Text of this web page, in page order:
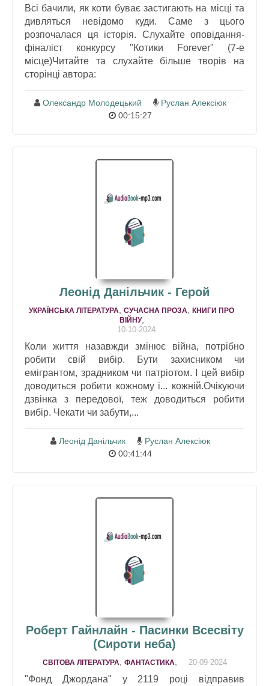
Всі бачили, як коти буває застигають на місці та
дивляться невідомо куди. Саме з цього
розпочалася ця історія. Слухайте оповідання-
фіналіст конкурсу "Котики Forever" (7-е
місце)Читайте та слухайте більше творів на
сторінці автора:
Олександр Молодецький
Руслан Алексіюк
00:15:27
Леонід Данільчик - Герой
УКРАЇНСЬКА ЛІТЕРАТУРА СУЧАСНА ПРОЗА КНИГИ ПРО
ВІЙНУ,
10-10-2024
Коли життя назавжди змінює війна, потрібно
робити свій вибір. Бути захисником чи
емігрантом, зрадником чи патріотом. І цей вибір
доводиться робити кожному і... кожній.Очікуючи
дзвінка з передової, теж доводиться робити
вибір. Чекати чи забути,...
Леонід Данільчик
Руслан Алексіюк
00:41:44
Роберт Гайнлайн - Пасинки Всесвіту
(Сироти неба)
СВІТОВА ЛІТЕРАТУРА ФАНТАСТИКА 20-09-2024
"Фонд Джордана" у 2119 році відправив